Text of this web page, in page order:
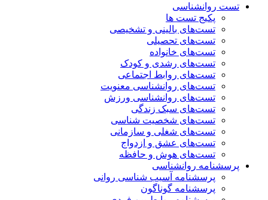
تست روانشناسی
پکیج تست ها
تست‌های بالینی و تشخیصی
تست‌های تحصیلی
تست‌های خانواده
تست‌های رشدی و کودک
تست‌های روابط اجتماعی
تست‌های روانشناسی معنویت
تست‌های روانشناسی ورزش
تست‌های سبک زندگی
تست‌های شخصیت شناسی
تست‌های شغلی و سازمانی
تست‌های عشق و ازدواج
تست‌های هوش و حافظه
پرسشنامه روانشناسی
پرسشنامه آسیب شناسی روانی
پرسشنامه گوناگون